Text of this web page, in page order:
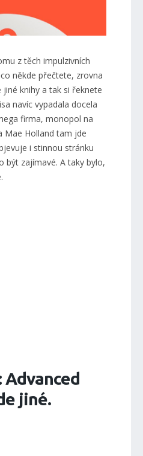
z těch impulzivních
někde přečtete, zrovna
knihy a tak si řeknete
navíc vypadala docela
firma, monopol na
Mae Holland tam jde
i stinnou stránku
být zajímavé. A taky bylo,
Advanced
jiné.